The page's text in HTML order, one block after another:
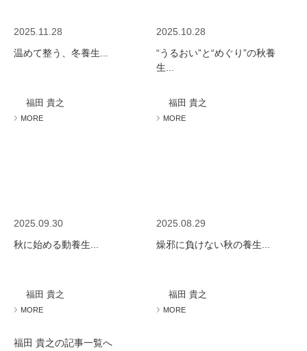
2025.11.28
温めて整う、冬養生...
福田 貴之
MORE
2025.10.28
“うるおい”と“めぐり”の秋養
生...
福田 貴之
MORE
2025.09.30
秋に始める動養生...
福田 貴之
MORE
2025.08.29
燥邪に負けない秋の養生...
福田 貴之
MORE
福田 貴之の記事一覧へ